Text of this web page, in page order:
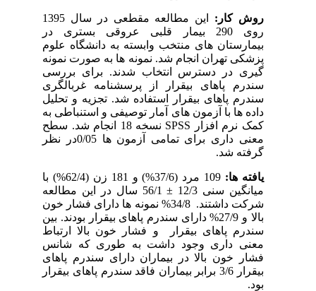
روش کار:
این مطالعه مقطعی در سال 1395
روی 290 بیمار قلبی عروقی بستری در
بیمارستان های منتخب وابسته به دانشگاه علوم
پزشکی تهران انجام شد. نمونه ها به صورت نمونه
گیری در دسترس انتخاب شدند. برای بررسی
سندرم پاهای بیقرار از پرسشنامه غربالگری
سندرم پاهای بیقرار استفاده شد. تجزیه و تحلیل
داده ها با آزمون های آمار توصیفی و استنباطی به
کمک نرم افزارSPSS
نسخه 18 انجام شد. سطح
معنی داری برای تمامی آزمون ها 0/05در نظر
گرفته شد.
یافته ها:
109 مرد (37/6%) و 181 زن (62/4%) با
میانگین سنی 12/3 ± 56/1 سال در این مطالعه
شرکت داشتند. 34/8% نمونه ها دارای فشار خون
بالا و 27/9% دارای سندرم پاهای بیقرار بودند. بین
سندرم پاهای بیقرار و فشار خون بالا ارتباط
معنی داری وجود داشت به طوری که شانس
فشار خون بالا در بیماران دارای سندرم پاهای
بیقرار 3/6 برابر بیماران فاقد سندرم پاهای بیقرار
بود.